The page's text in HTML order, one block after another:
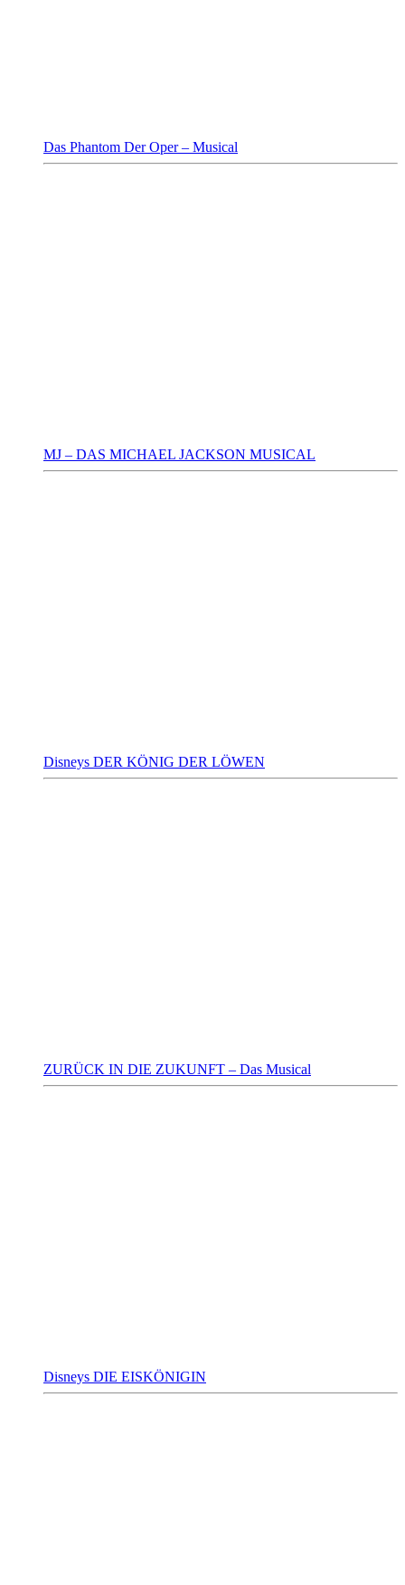
Das Phantom Der Oper – Musical
MJ – DAS MICHAEL JACKSON MUSICAL
Disneys DER KÖNIG DER LÖWEN
ZURÜCK IN DIE ZUKUNFT – Das Musical
Disneys DIE EISKÖNIGIN